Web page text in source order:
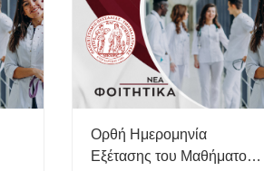
Ορθή Ημερομηνία
Εξέτασης του Μαθήματος